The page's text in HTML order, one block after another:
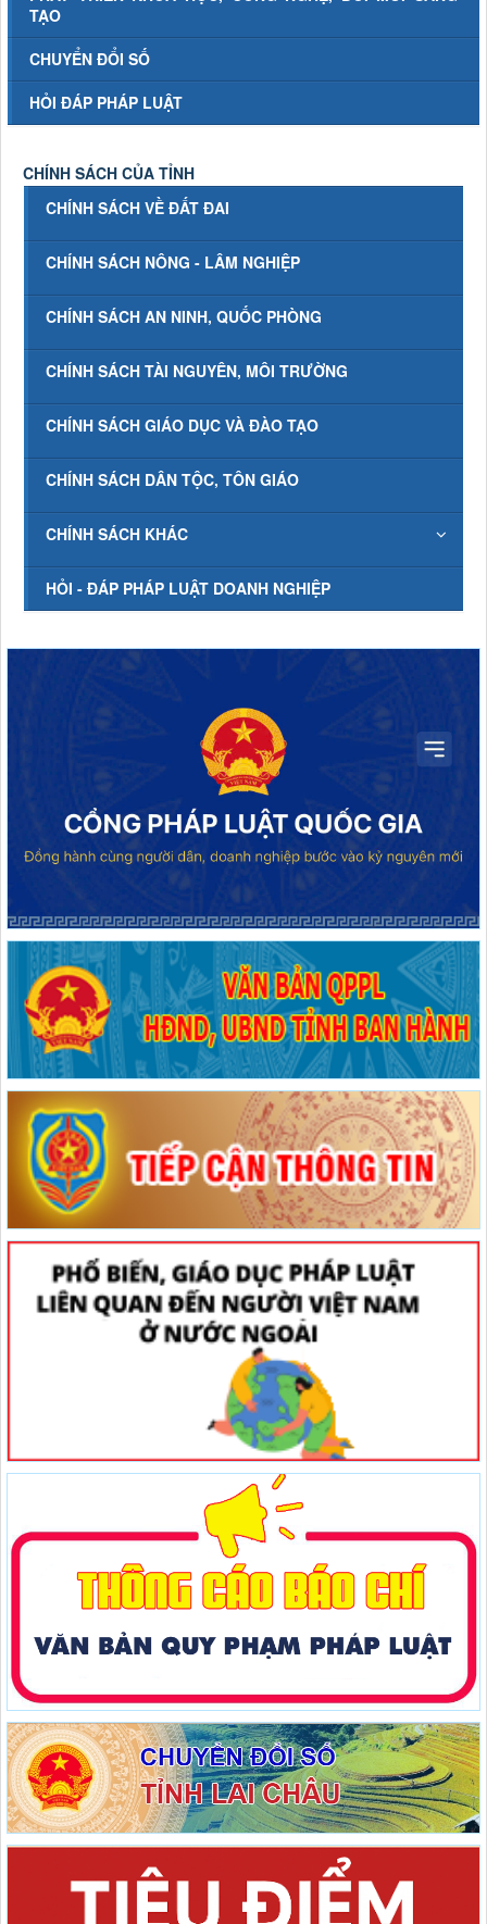
TẠO
CHUYỂN ĐỔI SỐ
HỎI ĐÁP PHÁP LUẬT
CHÍNH SÁCH CỦA TỈNH
CHÍNH SÁCH VỀ ĐẤT ĐAI
CHÍNH SÁCH NÔNG - LÂM NGHIỆP
CHÍNH SÁCH AN NINH, QUỐC PHÒNG
CHÍNH SÁCH TÀI NGUYÊN, MÔI TRƯỜNG
CHÍNH SÁCH GIÁO DỤC VÀ ĐÀO TẠO
CHÍNH SÁCH DÂN TỘC, TÔN GIÁO
CHÍNH SÁCH KHÁC
HỎI - ĐÁP PHÁP LUẬT DOANH NGHIỆP